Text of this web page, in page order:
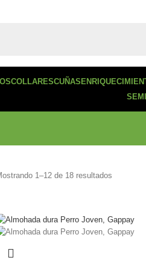
COLLARESCUÑAS
1–12 de 18 resultados